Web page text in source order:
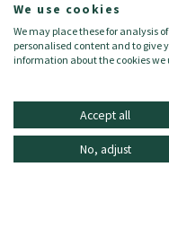
We use cookies
We may place these for analysis
personalised content and to give
information about the cookies we
Accept all
No, adjust
Color: Blue Navy
Größe: 44
Zielgruppe:Damen/Donna